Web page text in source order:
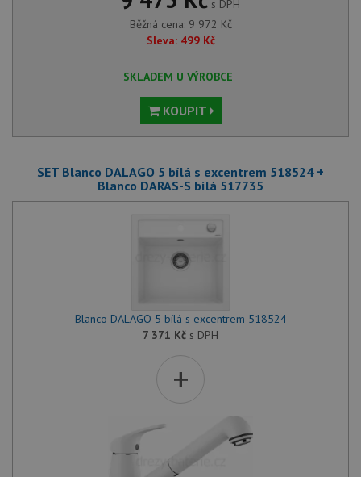
s DPH
Běžná cena: 9 972 Kč
Sleva: 499 Kč
SKLADEM U VÝROBCE
KOUPIT
SET Blanco DALAGO 5 bílá s excentrem 518524 +
Blanco DARAS-S bílá 517735
Blanco DALAGO 5 bílá s excentrem 518524
7 371 Kč s DPH
+